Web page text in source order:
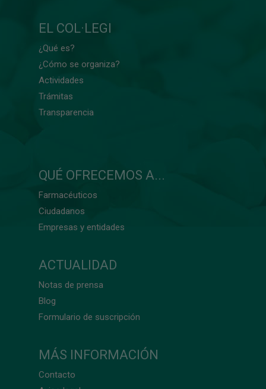
EL COL·LEGI
¿Qué es?
¿Cómo se organiza?
Actividades
Trámitas
Transparencia
QUÉ OFRECEMOS A...
Farmacéuticos
Ciudadanos
Empresas y entidades
ACTUALIDAD
Notas de prensa
Blog
Formulario de suscripción
MÁS INFORMACIÓN
Contacto